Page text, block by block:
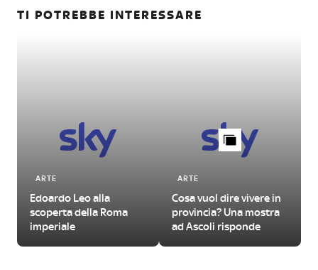
TI POTREBBE INTERESSARE
ARTE
Edoardo Leo alla
scoperta della Roma
imperiale
ARTE
Cosa vuol dire vivere in
provincia? Una mostra
ad Ascoli risponde